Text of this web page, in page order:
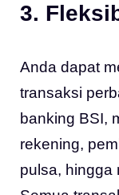
3.
Anda dapat
transaksi
banking BSI,
rekening,
pulsa, hingga